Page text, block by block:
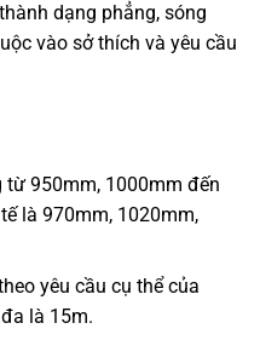
dạng phẳng, sóng
vào sở thích và yêu cầu
từ 950mm, 1000mm đến
là 970mm, 1020mm,
yêu cầu cụ thể của
là 15m.